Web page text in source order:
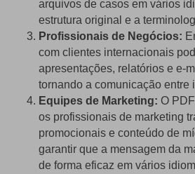
arquivos de casos em vários
estrutura original e a
Profissionais de Negócios:
com clientes internacionais
apresentações, relatórios e e-
tornando a comunicação entre
Equipes de Marketing: O
os profissionais de marketing
promocionais e conteúdo de
garantir que a mensagem da
de forma eficaz em vários